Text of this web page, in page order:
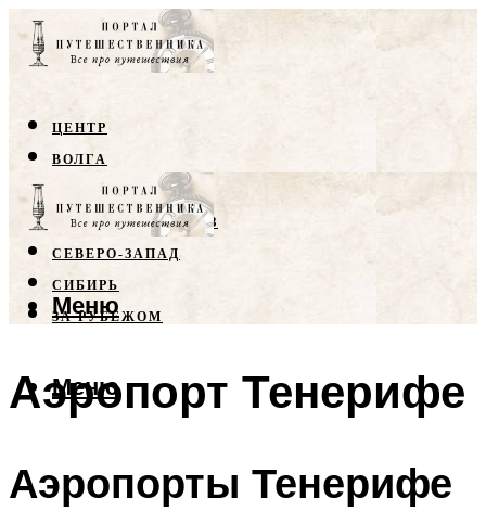
ЦЕНТР
ВОЛГА
КРЫМ
СЕВЕРНЫЙ КАВКАЗ
СЕВЕРО-ЗАПАД
СИБИРЬ
ЗА РУБЕЖОМ
Меню
Меню
Аэропорт Тенерифе
Аэропорты Тенерифе